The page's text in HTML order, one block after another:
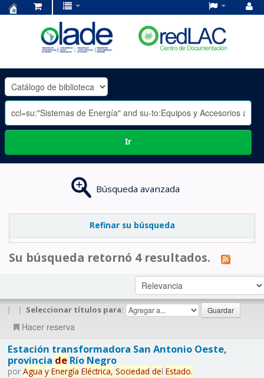
OLADE
-
Ir
Búsqueda avanzada
Refinar su búsqueda
Su búsqueda retornó 4 resultados.
| | Seleccionar títulos para:
Hacer reserva
Estación transformadora San Antonio Oeste,
provincia deRío Negro
por Agua y Energía Eléctrica, Sociedad del Estado.